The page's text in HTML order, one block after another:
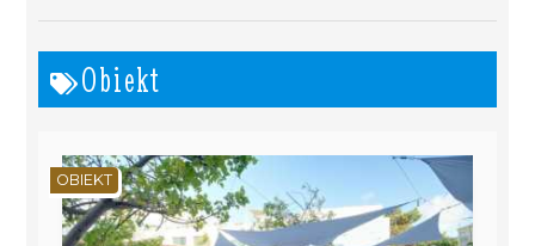
Obiekt
OBIEKT